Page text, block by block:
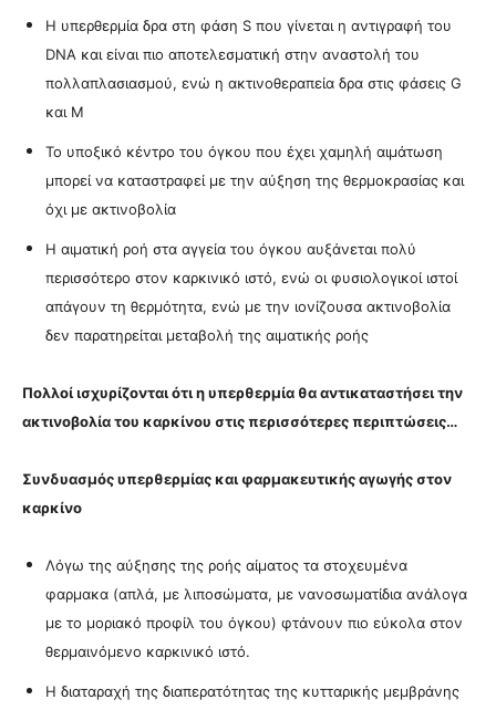
Η υπερθερμία δρα στη φάση S που γίνεται η αντιγραφή του
DNA και είναι πιο αποτελεσματική στην αναστολή του
πολλαπλασιασμού, ενώ η ακτινοθεραπεία δρα στις φάσεις G
και Μ
Το υποξικό κέντρο του όγκου που έχει χαμηλή αιμάτωση
μπορεί να καταστραφεί με την αύξηση της θερμοκρασίας και
όχι με ακτινοβολία
Η αιματική ροή στα αγγεία του όγκου αυξάνεται πολύ
περισσότερο στον καρκινικό ιστό, ενώ οι φυσιολογικοί ιστοί
απάγουν τη θερμότητα, ενώ με την ιονίζουσα ακτινοβολία
δεν παρατηρείται μεταβολή της αιματικής ροής
Πολλοί ισχυρίζονται ότι η υπερθερμία θα αντικαταστήσει την
ακτινοβολία του καρκίνου στις περισσότερες περιπτώσεις…
Συνδυασμός υπερθερμίας και φαρμακευτικής αγωγής στον
καρκίνο
Λόγω της αύξησης της ροής αίματος τα στοχευμένα
φαρμακα (απλά, με λιποσώματα, με νανοσωματίδια ανάλογα
με το μοριακό προφίλ του όγκου) φτάνουν πιο εύκολα στον
θερμαινόμενο καρκινικό ιστό.
Η διαταραχή της διαπερατότητας της κυτταρικής μεμβράνης